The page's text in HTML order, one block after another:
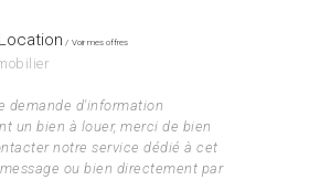
Voir mes offres
demande d'information
un bien à louer, merci de bien
notre service dédié à cet
ou bien directement par